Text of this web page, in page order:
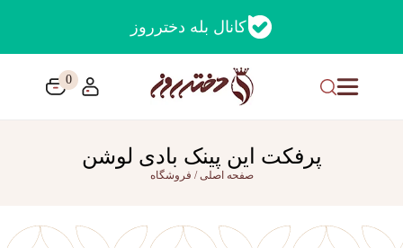
کانال بله دخترروز
0
پرفکت این پینک بادی لوشن
صفحه اصلی/ فروشگاه